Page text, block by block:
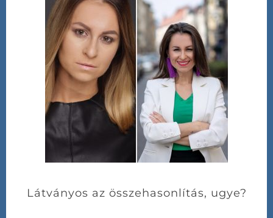
Látványos az összehasonlítás, ugye?